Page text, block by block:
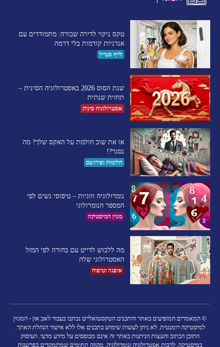
טקס ניקוי לדירה שכורה: מתמודדים עם
אנרגיות קודמות בלי דרמה
לייף סטייל
שנת הסוס 2026 באסטרולוגיה הסינית –
תחזית שנתית
אסטרולוגיה סינית
אז את שוב חולמת על האקס שלך? מה
נסגר?!
חלומות ופירושם
נומרולוגיה וזוגיות – טיפוסי נשים לפי
המספר הנומרולוגי
מגזין המיסטיקה
מה ללבוש לדייט עם בחורה לפי המזל
האסטרולוגי שלה
אופנה וטיפוח
© המאמרים המופיעים באתר והתכנים הטקסטואליים נכתבו בעבור לאב און - המגזין
למיסטיקה רומנטית. לא ניתן לעשות שימוש בתכנים אלו ללא אישור הנהלת האתר.
התוכן הכתוב והעצות הניתנות באתר זה אינם מבוססים על מידע מדעי. העיסוק
במיסטיקה, לרבות אסטרולוגיה ונומרולוגיה, מהווה תחומים שמתמקדים בפרשנות